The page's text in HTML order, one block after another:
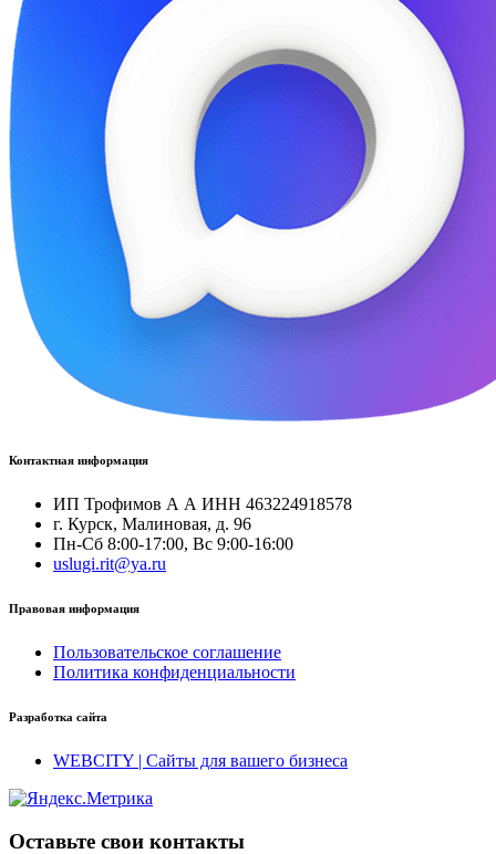
Контактная информация
ИП Трофимов А А ИНН 463224918578
г. Курск, Малиновая, д. 96
Пн-Сб 8:00-17:00, Вс 9:00-16:00
uslugi.rit@ya.ru
Правовая информация
Пользовательское соглашение
Политика конфиденциальности
Разработка сайта
WEBCITY | Сайты для вашего бизнеса
Оставьте свои контакты